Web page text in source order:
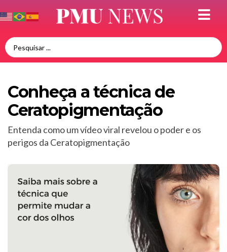
Conheça a técnica de
Ceratopigmentação
Entenda como um vídeo viral revelou o poder e os
perigos da Ceratopigmentação